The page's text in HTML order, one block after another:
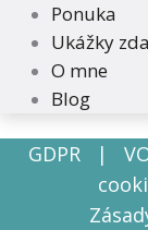
Ponuka
Ukážky
O mne
Blog
GDPR|